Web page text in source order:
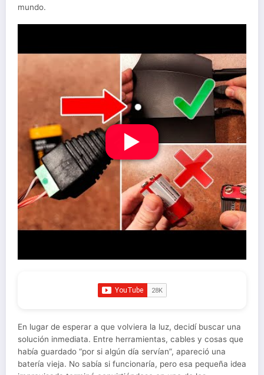
mundo.
En lugar de esperar a que volviera la luz, decidí buscar una
solución inmediata. Entre herramientas, cables y cosas que
había guardado “por si algún día servían”, apareció una
batería vieja. No sabía si funcionaría, pero esa pequeña idea